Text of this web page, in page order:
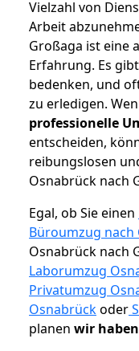
Vielzahl von
Arbeit
Großaga ist eine
Erfahrung. Es
bedenken, und
zu erledigen.
professionelle
entscheiden,
reibungslosen
Osnabrück nach
Egal, ob Sie einen
Büroumzug nach
Osnabrück nach
Laborumzug
Privatumzug
Osnabrückoder
planen wir